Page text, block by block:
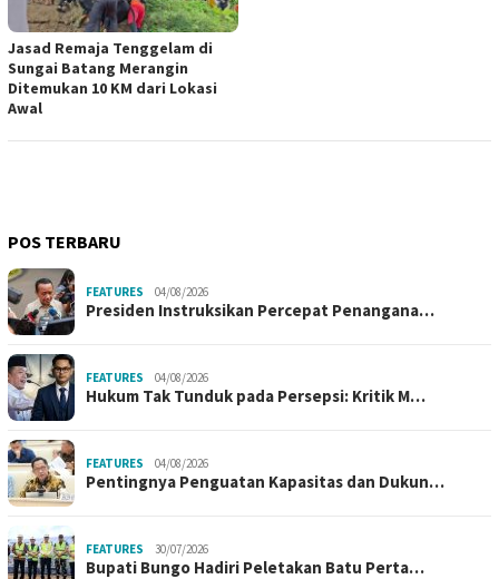
Jasad Remaja Tenggelam di
Sungai Batang Merangin
Ditemukan 10 KM dari Lokasi
Awal
POS TERBARU
FEATURES 04/08/2026
Presiden Instruksikan Percepat Penangana…
FEATURES 04/08/2026
Hukum Tak Tunduk pada Persepsi: Kritik M…
FEATURES 04/08/2026
Pentingnya Penguatan Kapasitas dan Dukun…
FEATURES 30/07/2026
Bupati Bungo Hadiri Peletakan Batu Perta…